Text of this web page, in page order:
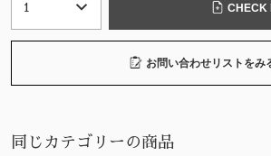
CHECK
お問い合わせリストをみ
同じカテゴリーの商品